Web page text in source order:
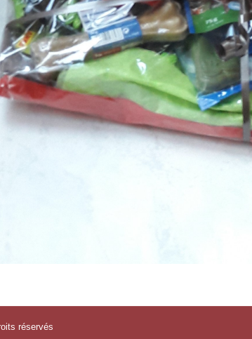
réservés